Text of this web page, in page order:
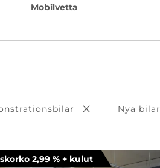
Mobilvetta
Ta bort valNya bilar
2,99 % + kulut